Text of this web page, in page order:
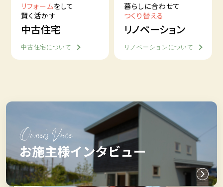
リフォームをして
賢く活かす
中古住宅
中古住宅について
暮らしに合わせて
つくり替える
リノベーション
リノベーションについて